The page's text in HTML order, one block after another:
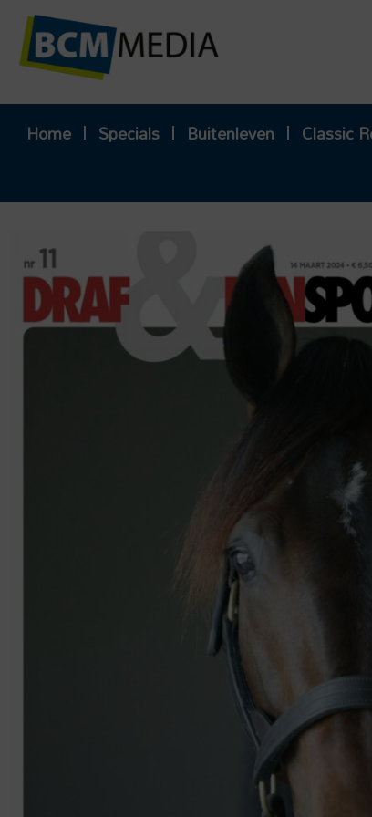
naar
Home Specials Buitenleven Classic